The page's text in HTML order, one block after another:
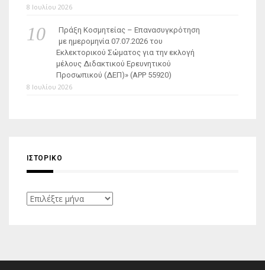
8 Ιουλίου 2026
Πράξη Κοσμητείας – Επανασυγκρότηση
με ημερομηνία 07.07.2026 του
Εκλεκτορικού Σώματος για την εκλογή
μέλους Διδακτικού Ερευνητικού
Προσωπικού (ΔΕΠ)» (APP 55920)
8 Ιουλίου 2026
ΙΣΤΟΡΙΚΌ
Ιστορικό